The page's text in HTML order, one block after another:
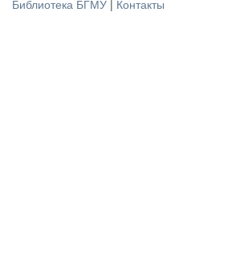
Библиотека БГМУ | Контакты